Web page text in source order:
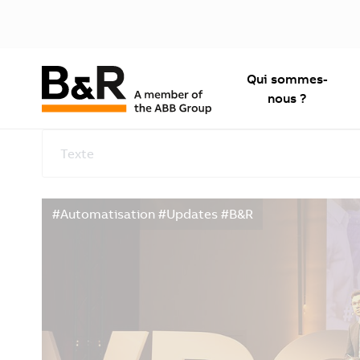
Qui sommes-
nous ?
Texte
#Automatisation #Updates #B&R